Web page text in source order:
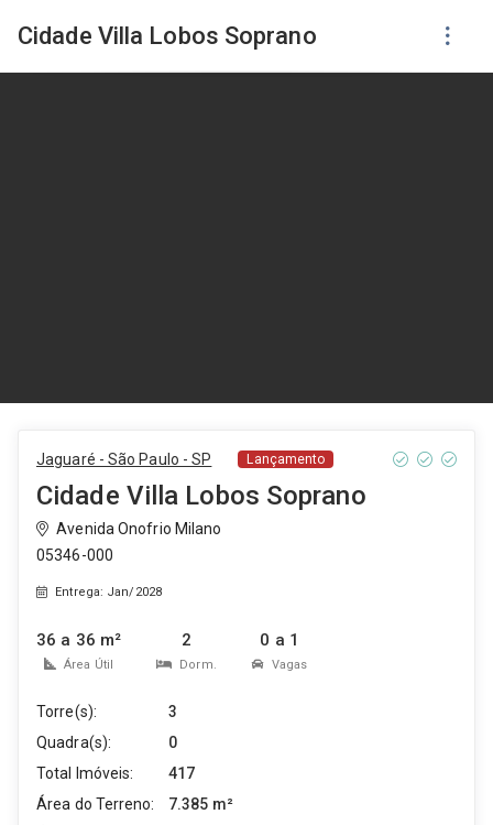
Cidade Villa Lobos Soprano
Jaguaré - São Paulo - SP Lançamento
Cidade Villa Lobos Soprano
Avenida Onofrio Milano
05346-000
Entrega: Jan/2028
36 a 36 m²
Área Útil
2
Dorm.
0 a 1
Vagas
Torre(s):
3
Quadra(s):
0
Total Imóveis:
417
Área do Terreno:
7.385 m²